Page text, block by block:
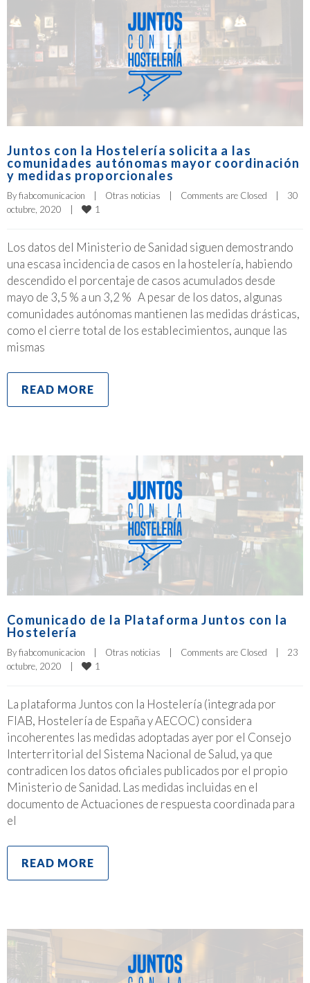
Juntos con la Hostelería solicita a las
comunidades autónomas mayor coordinación
y medidas proporcionales
By fiabcomunicacion Otras noticias Comments are Closed
30
octubre, 2020
1
Los datos del Ministerio de Sanidad siguen demostrando
una escasa incidencia de casos en la hostelería, habiendo
descendido el porcentaje de casos acumulados desde
mayo de 3,5 % a un 3,2 % A pesar de los datos, algunas
comunidades autónomas mantienen las medidas drásticas,
como el cierre total de los establecimientos, aunque las
mismas
READ MORE
Comunicado de la Plataforma Juntos con la
Hostelería
By fiabcomunicacion Otras noticias Comments are Closed
23
octubre, 2020
1
La plataforma Juntos con la Hostelería (integrada por
FIAB, Hostelería de España y AECOC) considera
incoherentes las medidas adoptadas ayer por el Consejo
Interterritorial del Sistema Nacional de Salud, ya que
contradicen los datos oficiales publicados por el propio
Ministerio de Sanidad. Las medidas incluidas en el
documento de Actuaciones de respuesta coordinada para
el
READ MORE